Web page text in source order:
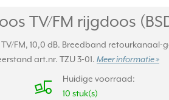
TV/FM rijgdoos
FM, 10,0 dB. Breedband
art.nr. TZU 3-01. Meer informatie »
Huidige voorraad:
10 stuk(s)